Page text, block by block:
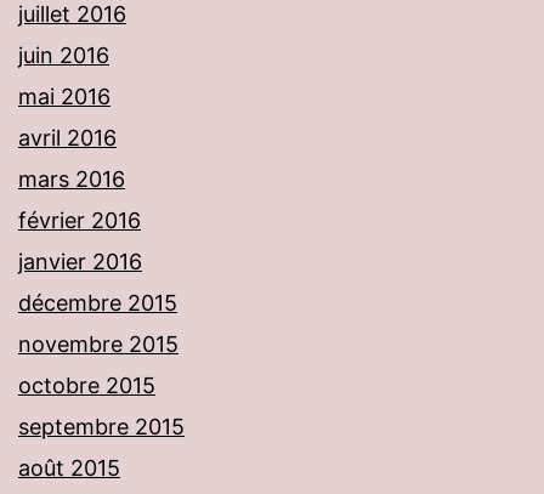
juillet 2016
juin 2016
mai 2016
avril 2016
mars 2016
février 2016
janvier 2016
décembre 2015
novembre 2015
octobre 2015
septembre 2015
août 2015